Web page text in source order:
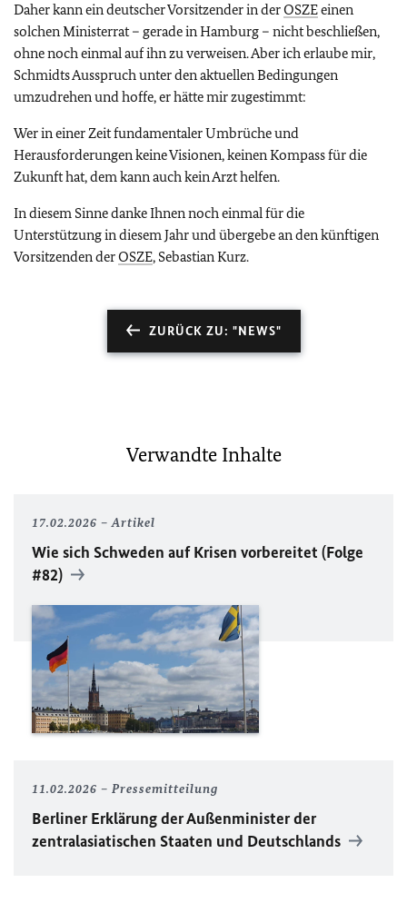
Daher kann ein deutscher Vorsitzender in derOSZEeinen
solchen Ministerrat – gerade in Hamburg – nicht beschließen,
ohne noch einmal auf ihn zu verweisen. Aber ich erlaube mir,
Schmidts Ausspruch unter den aktuellen Bedingungen
umzudrehen und hoffe, er hätte mir zugestimmt:
Wer in einer Zeit fundamentaler Umbrüche und
Herausforderungen keine Visionen, keinen Kompass für die
Zukunft hat, dem kann auch kein Arzt helfen.
In diesem Sinne danke Ihnen noch einmal für die
Unterstützung in diesem Jahr und übergebe an den künftigen
Vorsitzenden derOSZE, Sebastian Kurz.
ZURÜCK ZU: "NEWS"
Verwandte Inhalte
17.02.2026 Artikel
Wie sich Schweden auf Krisen vorbereitet (Folge
#82)
11.02.2026 Pressemitteilung
Berliner Erklärung der Außenminister der
zentralasiatischen Staaten und Deutschlands